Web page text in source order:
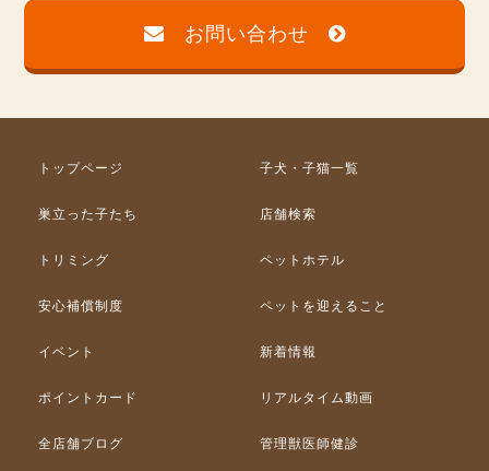
お問い合わせ
トップページ 子犬・子猫一覧
巣立った子たち 店舗検索
トリミング ペットホテル
安心補償制度 ペットを迎えること
イベント 新着情報
ポイントカード リアルタイム動画
全店舗ブログ 管理獣医師健診